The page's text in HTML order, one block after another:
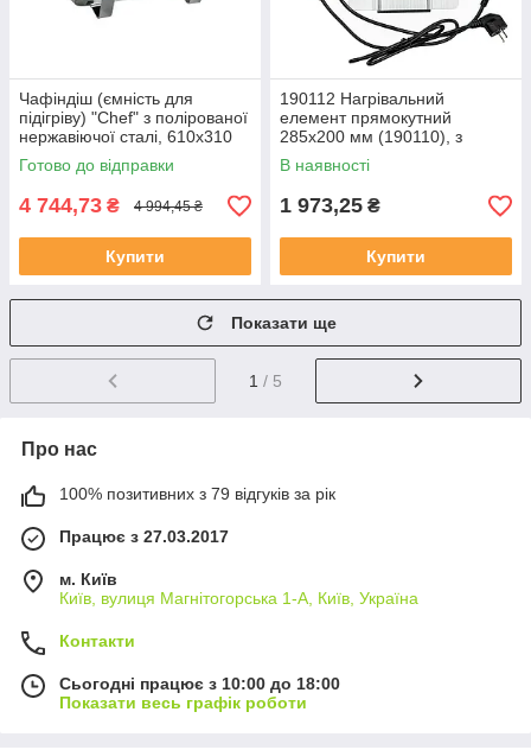
Чафіндіш (ємність для
підігріву) "Chef" з полірованої
нержавіючої сталі, 610x310
мм, h-300 мм
Готово до відправки
4 744,73 ₴ 4 994,45 ₴
Купити
190112 Нагрівальний
елемент прямокутний
285х200 мм (190110), з
сенсорним регулюванням t
від +40 до
В наявності
1 973,25 ₴
Купити
Показати ще
1 / 5
Про нас
100% позитивних з 79 відгуків за рік
Працює з 27.03.2017
м. Київ
Київ, вулиця Магнітогорська 1-А, Київ, Україна
Контакти
Сьогодні працює з 10:00 до 18:00
Показати весь графік роботи